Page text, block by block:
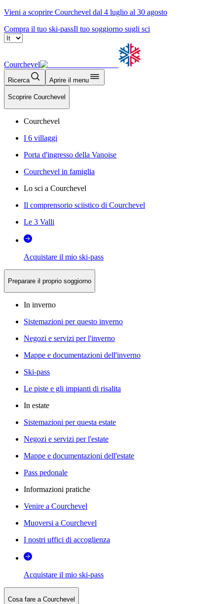
Vieni a scoprire Courchevel dal 4 luglio al 30 agosto
Compra il tuo ski-passIl tuo soggiorno sugli sci
Courchevel
Ricerca Aprire il menu
Scoprire Courchevel
Courchevel
I 6 villaggi
Porta d'ingresso della Vanoise
Courchevel in famiglia
Lo sci a Courchevel
Il comprensorio sciistico di Courchevel
Le 3 Valli
Acquistare il mio ski-pass
Preparare il proprio soggiorno
In inverno
Sistemazioni per questo inverno
Negozi e servizi per l'inverno
Mappe e documentazioni dell'inverno
Ski-pass
Le piste e gli impianti di risalita
In estate
Sistemazioni per questa estate
Negozi e servizi per l'estate
Mappe e documentazioni dell'estate
Pass pedonale
Informazioni pratiche
Venire a Courchevel
Muoversi a Courchevel
I nostri uffici di accoglienza
Acquistare il mio ski-pass
Cosa fare a Courchevel